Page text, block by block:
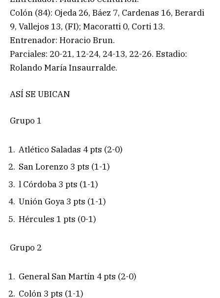
Colón (84): Ojeda 26, Báez 7, Cardenas 16, Berardi
9, Vallejos 13, (FI); Macoratti 0, Corti 13.
Entrenador: Horacio Brun.
Parciales: 20-21, 12-24, 24-13, 22-26. Estadio:
Rolando María Insaurralde.
ASÍ SE UBICAN
Grupo 1
Atlético Saladas 4 pts (2-0)
San Lorenzo 3 pts (1-1)
l Córdoba 3 pts (1-1)
Unión Goya 3 pts (1-1)
Hércules 1 pts (0-1)
Grupo 2
General San Martín 4 pts (2-0)
Colón 3 pts (1-1)